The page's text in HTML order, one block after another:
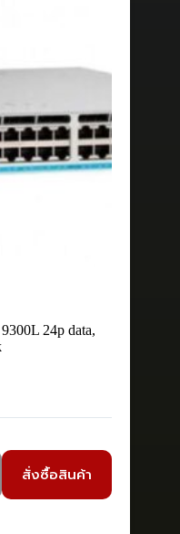
24p data,
สั่งซื้อสินค้า